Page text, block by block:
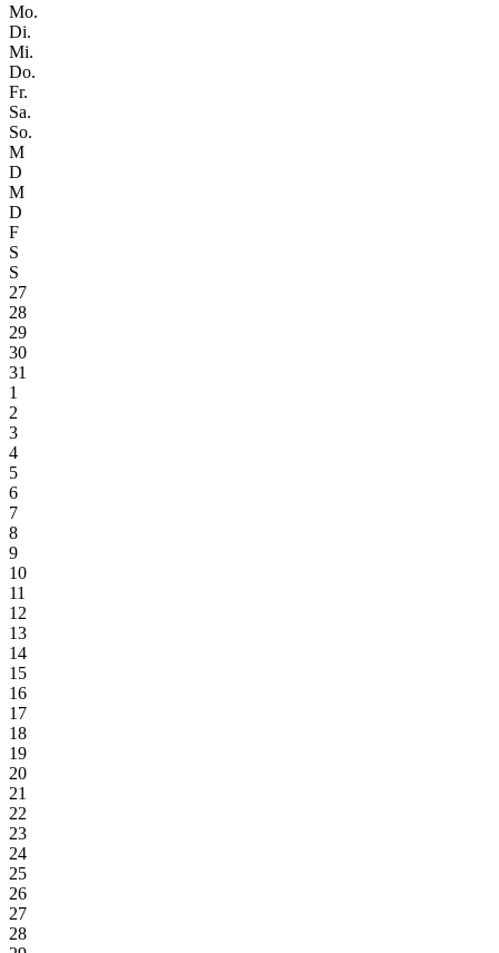
Mo.
Di.
Mi.
Do.
Fr.
Sa.
So.
M
D
M
D
F
S
S
27
28
29
30
31
1
2
3
4
5
6
7
8
9
10
11
12
13
14
15
16
17
18
19
20
21
22
23
24
25
26
27
28